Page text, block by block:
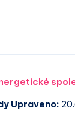
Upraveno: